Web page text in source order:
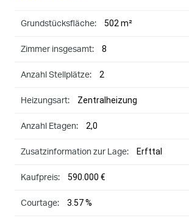
Grundstücksfläche: 502 m²
Zimmer insgesamt: 8
Anzahl Stellplätze: 2
Heizungsart: Zentralheizung
Anzahl Etagen: 2,0
Zusatzinformation zur Lage: Erfttal
Kaufpreis: 590.000 €
Courtage: 3.57 %